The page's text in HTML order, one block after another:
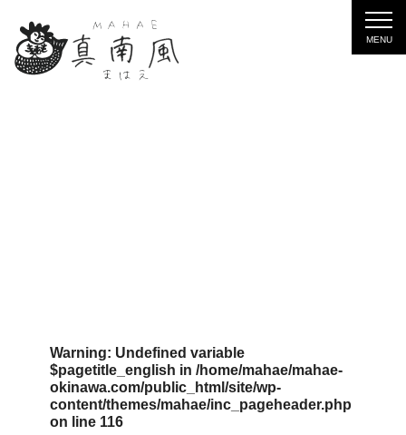
Warning: Undefined variable
$pagetitle_english in /home/mahae/mahae-
okinawa.com/public_html/site/wp-
content/themes/mahae/inc_pageheader.php
on line 116